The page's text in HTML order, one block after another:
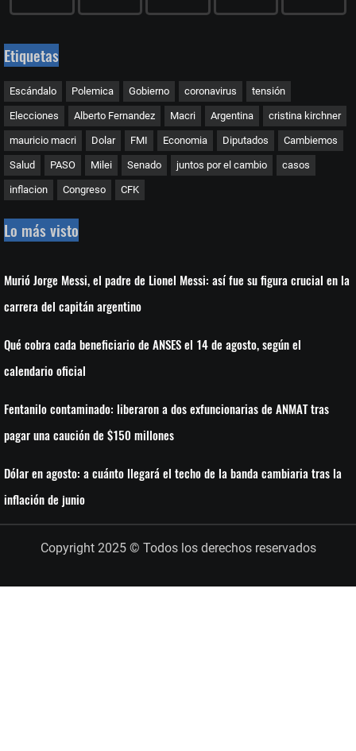
Etiquetas
Escándalo Polemica Gobierno coronavirus tensión
Elecciones Alberto Fernandez Macri Argentina cristina kirchner
mauricio macri Dolar FMI Economia Diputados Cambiemos
Salud PASO Milei Senado juntos por el cambio casos
inflacion Congreso CFK
Lo más visto
Murió Jorge Messi, el padre de Lionel Messi: así fue su figura crucial en la
carrera del capitán argentino
Qué cobra cada beneficiario de ANSES el 14 de agosto, según el
calendario oficial
Fentanilo contaminado: liberaron a dos exfuncionarias de ANMAT tras
pagar una caución de $150 millones
Dólar en agosto: a cuánto llegará el techo de la banda cambiaria tras la
inflación de junio
Copyright 2025 © Todos los derechos reservados